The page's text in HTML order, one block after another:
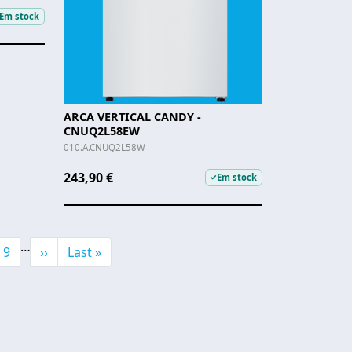
Em stock
ARCA VERTICAL CANDY -
CNUQ2L58EW
010.A.CNUQ2L58W
243,90 € ✓Em stock
Page
9 … Next page
›› Última página
Last »